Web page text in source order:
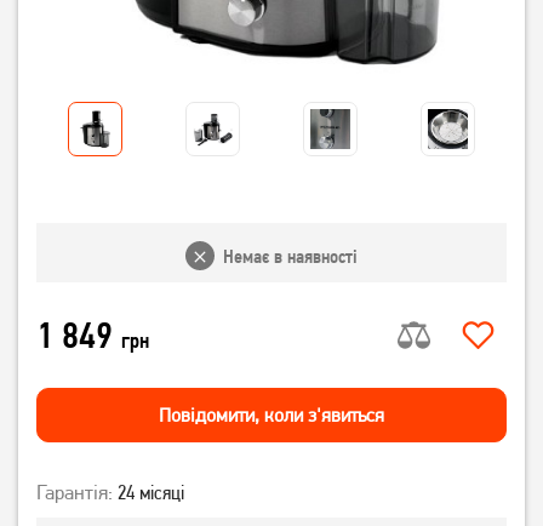
Немає в наявності
1 849 грн
Повiдомити, коли з'явиться
Гарантія: 24 місяці